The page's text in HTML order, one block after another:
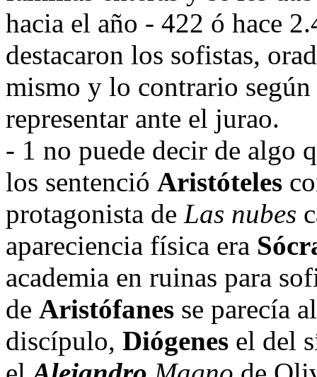
hacia el año - 422 ó hace
destacaron los sofistas,
mismo y lo contrario según
representar ante el jurao.
- 1 no puede decir de algo
los sentenció Aristóteles
protagonista de Las nubes
apareciencia física era
academia en ruinas para
de Aristófanes se parecía
discípulo, Diógenes el del